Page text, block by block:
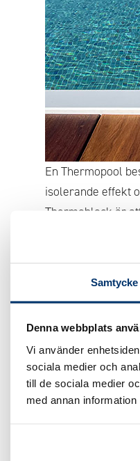
Samtycke
Denna webbplats
Vi använder
sociala medier och
till de sociala medier
med annan
En Thermopool
isolerande effekt
Thermoblock är
Genom att
I övrigt består en
reningsverk och
Skillnaden är att
jämfört med
Tillbaka till